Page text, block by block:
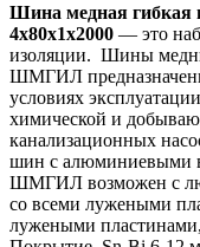
Шина медная
4х80х1х2000 — это
изоляции. Шины
ШМГИЛ
условиях
химической и
канализационных
шин с алюминиевыми
ШМГИЛ возможен с
со всеми лужеными
лужеными